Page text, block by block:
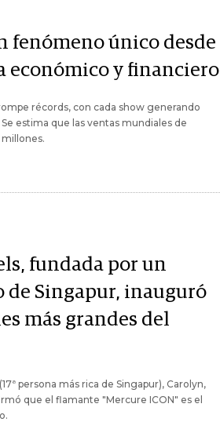
fenómeno único desde
económico y financiero
récords, con cada show generando
estima que las ventas mundiales de
millones.
fundada por un
Singapur, inauguró
más grandes del
persona más rica de Singapur), Carolyn,
que el flamante "Mercure ICON" es el